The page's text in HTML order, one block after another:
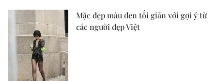
Mặc đẹp màu đen tối giản với gợi ý từ
các người đẹp Việt